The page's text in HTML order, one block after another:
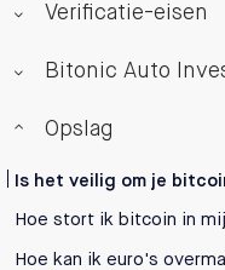
Verificatie-eisen
Bitonic Auto
Opslag
Is het veilig om je
Hoe stort ik bitcoin in
Hoe kan ik euro's